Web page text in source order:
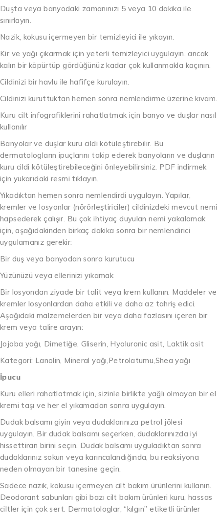
Duşta veya banyodaki zamanınızı 5 veya 10 dakika ile
sınırlayın.
Nazik, kokusu içermeyen bir temizleyici ile yıkayın.
Kir ve yağı çıkarmak için yeterli temizleyici uygulayın, ancak
kalın bir köpürtüp gördüğünüz kadar çok kullanmakla kaçının.
Cildinizi bir havlu ile hafifçe kurulayın.
Cildinizi kuruttuktan hemen sonra nemlendirme üzerine kıvam.
Kuru cilt infografiklerini rahatlatmak için banyo ve duşlar nasıl
kullanılır
Banyolar ve duşlar kuru cildi kötüleştirebilir. Bu
dermatologların ipuçlarını takip ederek banyoların ve duşların
kuru cildi kötüleştirebileceğini önleyebilirsiniz. PDF indirmek
için yukarıdaki resmi tıklayın.
Yıkadıktan hemen sonra nemlendirdi uygulayın. Yapılar,
kremler ve losyonlar (nörörleştiriciler) cildinizdeki mevcut nemi
hapsederek çalışır. Bu çok ihtiyaç duyulan nemi yakalamak
için, aşağıdakinden birkaç dakika sonra bir nemlendirici
uygulamanız gerekir:
Bir duş veya banyodan sonra kurutucu
Yüzünüzü veya ellerinizi yıkamak
Bir losyondan ziyade bir talit veya krem kullanın. Maddeler ve
kremler losyonlardan daha etkili ve daha az tahriş edici.
Aşağıdaki malzemelerden bir veya daha fazlasını içeren bir
krem veya talire arayın:
Jojoba yağı, Dimetiğe, Gliserin, Hyaluronic asit, Laktik asit
Kategori: Lanolin, Mineral yağı,Petrolatumu,Shea yağı
İpucu
Kuru elleri rahatlatmak için, sizinle birlikte yağlı olmayan bir el
kremi taşı ve her el yıkamadan sonra uygulayın.
Dudak balsamı giyin veya dudaklarınıza petrol jölesi
uygulayın. Bir dudak balsamı seçerken, dudaklarınızda iyi
hissettiran birini seçin. Dudak balsamı uyguladıktan sonra
dudaklarınız sokun veya karıncalandığında, bu reaksiyona
neden olmayan bir tanesine geçin.
Sadece nazik, kokusu içermeyen cilt bakım ürünlerini kullanın.
Deodorant sabunları gibi bazı cilt bakım ürünleri kuru, hassas
ciltler için çok sert. Dermatologlar, “kılgın” etiketli ürünler